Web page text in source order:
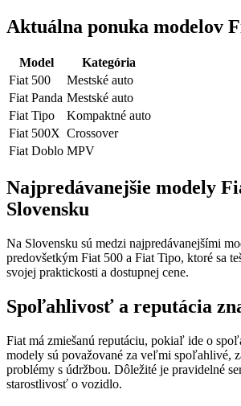
Aktuálna ponuka modelov
Model
Kategória
Fiat 500
Mestské auto
Fiat Panda Mestské auto
Fiat Tipo
Kompaktné auto
Fiat 500X Crossover
Fiat Doblo MPV
Najpredávanejšie modely
Slovensku
Na Slovensku sú medzi najpredávanejšími
predovšetkým Fiat 500 a Fiat Tipo, ktoré sa
svojej praktickosti a dostupnej cene.
Spoľahlivosť a reputácia
Fiat má zmiešanú reputáciu, pokiaľ ide o
modely sú považované za veľmi spoľahlivé,
problémy s údržbou. Dôležité je pravidelné
starostlivosť o vozidlo.